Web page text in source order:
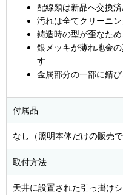
配線類は新品へ交換
汚れは全てクリーニ
鋳造時の型が歪なた
銀メッキが薄れ地金
す
金属部分の一部に錆
付属品
なし（照明本体だけの販売で
取付方法
天井に設置された引っ掛け